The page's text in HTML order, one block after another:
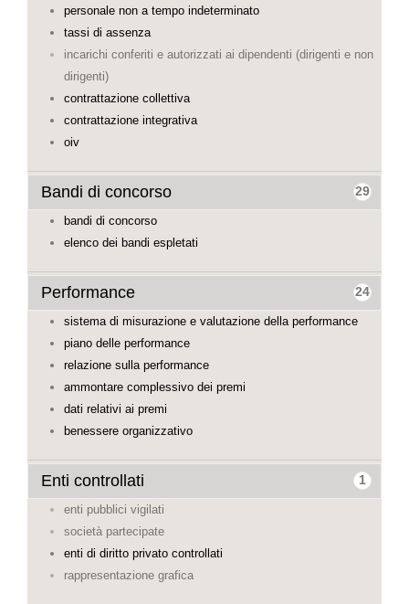
personale non a tempo indeterminato
tassi di assenza
incarichi conferiti e autorizzati ai dipendenti (dirigenti e non
dirigenti)
contrattazione collettiva
contrattazione integrativa
oiv
29
Bandi di concorso
bandi di concorso
elenco dei bandi espletati
24
Performance
sistema di misurazione e valutazione della performance
piano delle performance
relazione sulla performance
ammontare complessivo dei premi
dati relativi ai premi
benessere organizzativo
1
Enti controllati
enti pubblici vigilati
società partecipate
enti di diritto privato controllati
rappresentazione grafica